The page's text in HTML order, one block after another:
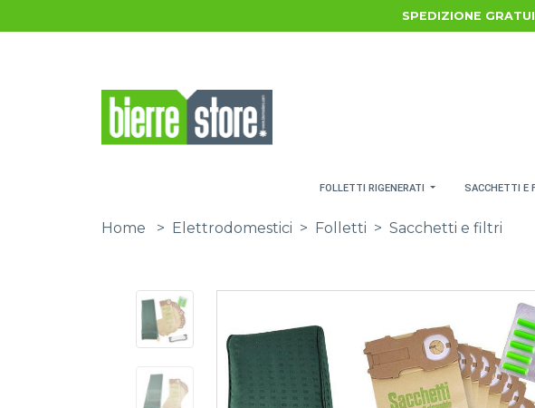
SPEDIZIONE
FOLLETTI RIGENERATI SACCHETTI E
Home > Elettrodomestici > Folletti > Sacchetti e filtri